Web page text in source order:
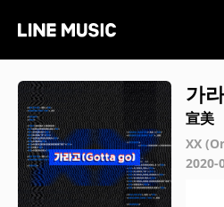
가
宣美
XX
ack)
2020-